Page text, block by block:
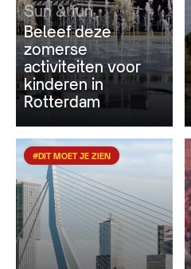
Sun & fun
Beleef deze
zomerse
activiteiten voor
kinderen in
Rotterdam
#DIT MOET JE ZIEN